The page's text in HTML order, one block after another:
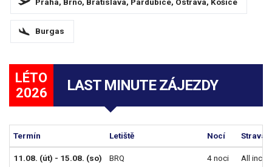
Burgas
LÉTO
2026
LAST MINUTE ZÁJEZDY
Termín Letiště Nocí Strava
11.08. (út) - 15.08. (so) BRQ 4 noci All